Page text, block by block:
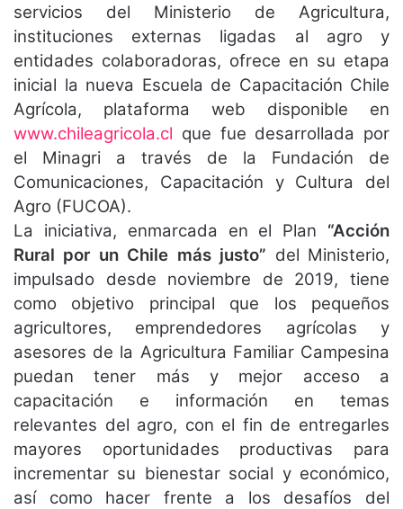
servicios del Ministerio de Agricultura,
instituciones externas ligadas al agro y
entidades colaboradoras, ofrece en su etapa
inicial la nueva Escuela de Capacitación Chile
Agrícola, plataforma web disponible en
www.chileagricola.cl que fue desarrollada por
el Minagri a través de la Fundación de
Comunicaciones, Capacitación y Cultura del
Agro (FUCOA).
La iniciativa, enmarcada en el Plan “Acción
Rural por un Chile más justo” del Ministerio,
impulsado desde noviembre de 2019, tiene
como objetivo principal que los pequeños
agricultores, emprendedores agrícolas y
asesores de la Agricultura Familiar Campesina
puedan tener más y mejor acceso a
capacitación e información en temas
relevantes del agro, con el fin de entregarles
mayores oportunidades productivas para
incrementar su bienestar social y económico,
así como hacer frente a los desafíos del